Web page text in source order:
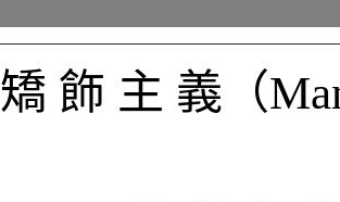
矯 飾 主 義（